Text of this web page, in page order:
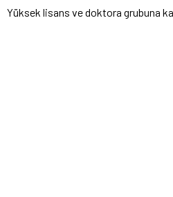
Yüksek lisans ve doktora grubuna